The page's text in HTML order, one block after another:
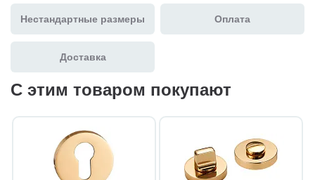
Нестандартные размеры Оплата
Доставка
С этим товаром покупают